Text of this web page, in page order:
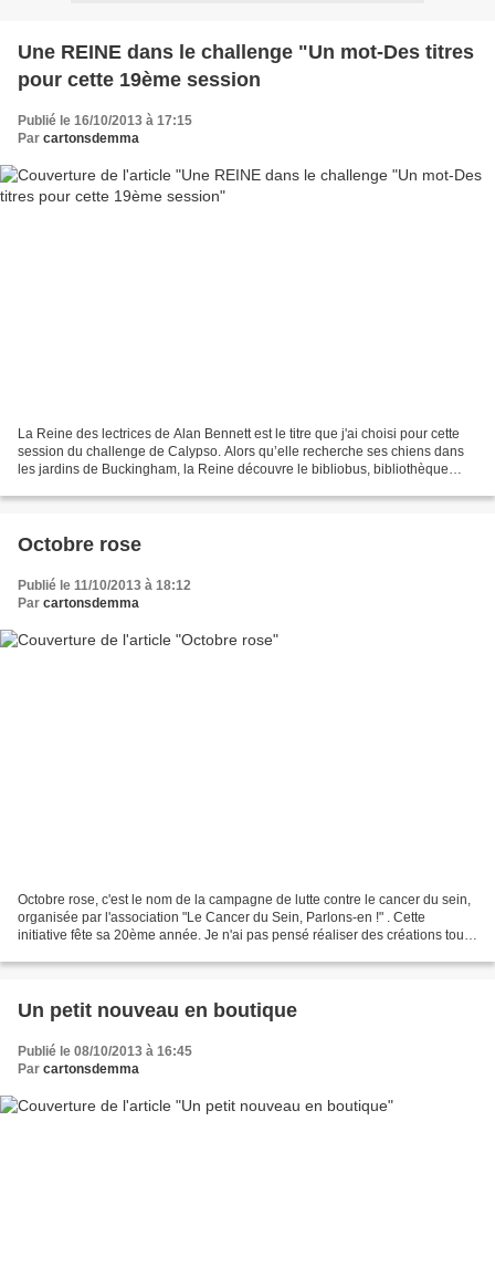
Une REINE dans le challenge "Un mot-Des titres
pour cette 19ème session
Publié le 16/10/2013 à 17:15
Par cartonsdemma
La Reine des lectrices de Alan Bennett est le titre que j'ai choisi pour cette
session du challenge de Calypso. Alors qu’elle recherche ses chiens dans
les jardins de Buckingham, la Reine découvre le bibliobus, bibliothèque
Octobre rose
Publié le 11/10/2013 à 18:12
Par cartonsdemma
Octobre rose, c'est le nom de la campagne de lutte contre le cancer du sein,
organisée par l'association "Le Cancer du Sein, Parlons-en !" . Cette
initiative fête sa 20ème année. Je n'ai pas pensé réaliser des créations tout
Un petit nouveau en boutique
Publié le 08/10/2013 à 16:45
Par cartonsdemma